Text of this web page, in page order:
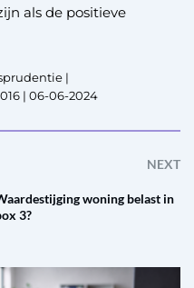
als de positieve
|
| 06-06-2024
NEXT
woning belast in
3?